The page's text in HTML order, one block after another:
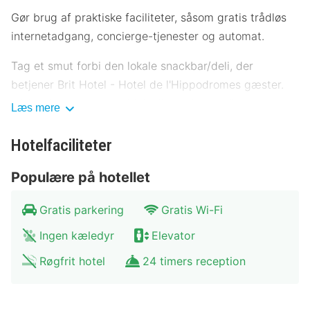
Gør brug af praktiske faciliteter, såsom gratis trådløs
internetadgang, concierge-tjenester og automat.
Tag et smut forbi den lokale snackbar/deli, der
betjener Brit Hotel - Hotel de l'Hippodromes gæster.
Afslut dagen med en drink eller to i baren/loungen.
til kl. 10.30 mod et tillægsgebyr.
Dette overnatningssted har modtaget sin officielle
stjernevurdering fra ATOUT France, det franske
agentur for turismeudvikling.
Gæsterne har blandt andet adgang til et pengeskab i
receptionen og automat. Selvstændig parkering
Læs mere
Hotelfaciliteter
Populære på hotellet
Gratis parkering
Gratis Wi-Fi
Ingen kæledyr
Elevator
Røgfrit hotel
24 timers reception